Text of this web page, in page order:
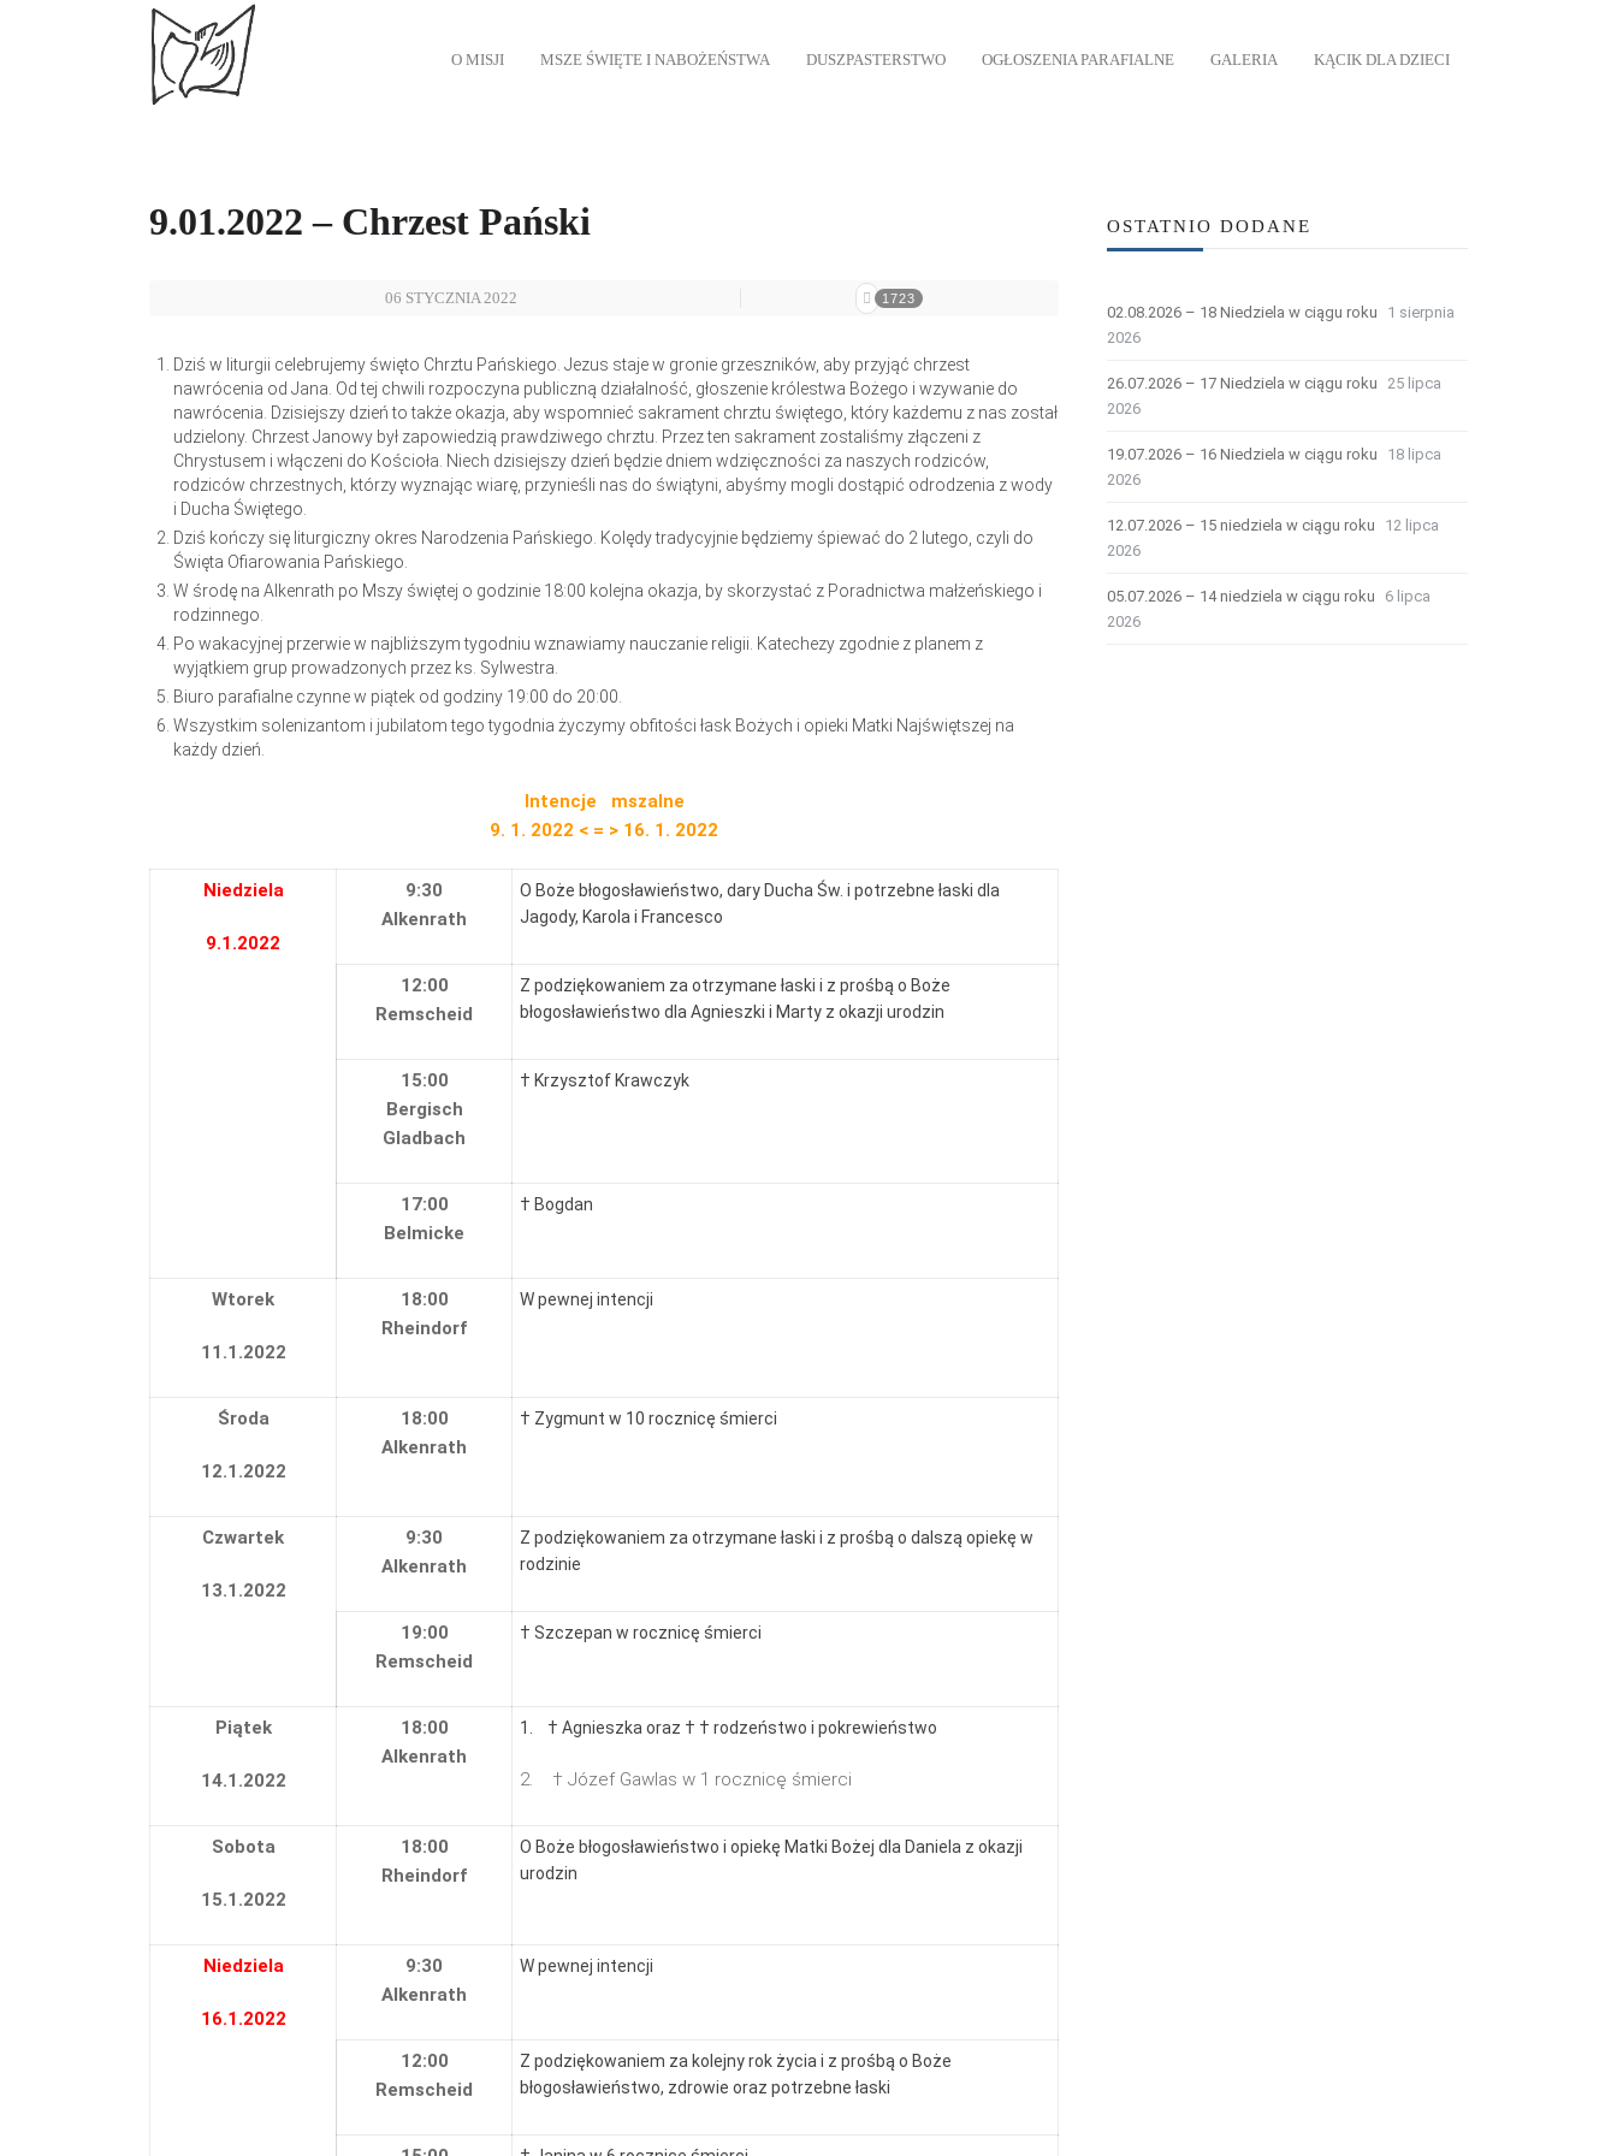
O MISJI MSZE ŚWIĘTE I NABOŻEŃSTWA DUSZPASTERSTWO OGŁOSZENIA PARAFIALNE GALERIA KĄCIK DLA DZIECI
9.01.2022 – Chrzest Pański
06 STYCZNIA 2022 1723
Dziś w liturgii celebrujemy święto Chrztu Pańskiego. Jezus staje w gronie grzeszników, aby przyjąć chrzest
nawrócenia od Jana. Od tej chwili rozpoczyna publiczną działalność, głoszenie królestwa Bożego i wzywanie do
nawrócenia. Dzisiejszy dzień to także okazja, aby wspomnieć sakrament chrztu świętego, który każdemu z nas został
udzielony. Chrzest Janowy był zapowiedzią prawdziwego chrztu. Przez ten sakrament zostaliśmy złączeni z
Chrystusem i włączeni do Kościoła. Niech dzisiejszy dzień będzie dniem wdzięczności za naszych rodziców,
rodziców chrzestnych, którzy wyznając wiarę, przynieśli nas do świątyni, abyśmy mogli dostąpić odrodzenia z wody
i Ducha Świętego.
Dziś kończy się liturgiczny okres Narodzenia Pańskiego. Kolędy tradycyjnie będziemy śpiewać do 2 lutego, czyli do
Święta Ofiarowania Pańskiego.
W środę na Alkenrath po Mszy świętej o godzinie 18:00 kolejna okazja, by skorzystać z Poradnictwa małżeńskiego i
rodzinnego.
Po wakacyjnej przerwie w najbliższym tygodniu wznawiamy nauczanie religii. Katechezy zgodnie z planem z
wyjątkiem grup prowadzonych przez ks. Sylwestra.
Biuro parafialne czynne w piątek od godziny 19:00 do 20:00.
Wszystkim solenizantom i jubilatom tego tygodnia życzymy obfitości łask Bożych i opieki Matki Najświętszej na
każdy dzień.
Intencje mszalne
9. 1. 2022 < = > 16. 1. 2022
Niedziela
9.1.2022
9:30
Alkenrath
O Boże błogosławieństwo, dary Ducha Św. i potrzebne łaski dla
Jagody, Karola i Francesco
12:00
Remscheid
Z podziękowaniem za otrzymane łaski i z prośbą o Boże
błogosławieństwo dla Agnieszki i Marty z okazji urodzin
15:00
Bergisch
Gladbach
† Krzysztof Krawczyk
17:00
Belmicke
† Bogdan
Wtorek
11.1.2022
18:00
Rheindorf
W pewnej intencji
Środa
12.1.2022
18:00
Alkenrath
† Zygmunt w 10 rocznicę śmierci
Czwartek
13.1.2022
9:30
Alkenrath
Z podziękowaniem za otrzymane łaski i z prośbą o dalszą opiekę w
rodzinie
19:00
Remscheid
† Szczepan w rocznicę śmierci
Piątek
14.1.2022
18:00
Alkenrath
1. † Agnieszka oraz † † rodzeństwo i pokrewieństwo
2. † Józef Gawlas w 1 rocznicę śmierci
Sobota
15.1.2022
18:00
Rheindorf
O Boże błogosławieństwo i opiekę Matki Bożej dla Daniela z okazji
urodzin
Niedziela
16.1.2022
9:30
Alkenrath
W pewnej intencji
12:00
Remscheid
Z podziękowaniem za kolejny rok życia i z prośbą o Boże
błogosławieństwo, zdrowie oraz potrzebne łaski
OSTATNIO DODANE
02.08.2026 – 18 Niedziela w ciągu roku
1 sierpnia
2026
26.07.2026 – 17 Niedziela w ciągu roku
25 lipca
2026
19.07.2026 – 16 Niedziela w ciągu roku
18 lipca
2026
12.07.2026 – 15 niedziela w ciągu roku
12 lipca
2026
05.07.2026 – 14 niedziela w ciągu roku
6 lipca
2026